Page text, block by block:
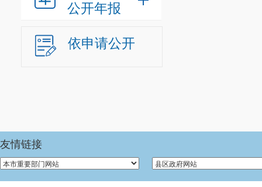
公开年报
依申请公开
友情链接